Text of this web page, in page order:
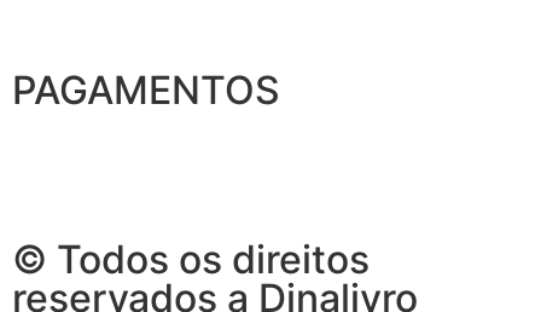
PAGAMENTOS
© Todos os direitos
reservados a Dinalivro